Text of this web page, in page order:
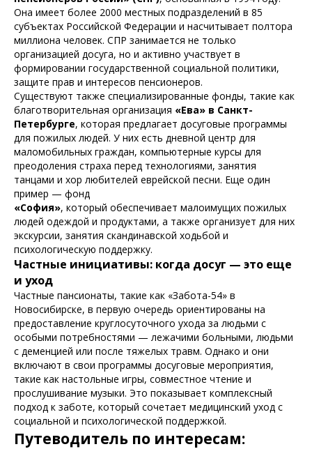
Она имеет более 2000 местных подразделений в 85
субъектах Российской Федерации и насчитывает полтора
миллиона человек. СПР занимается не только
организацией досуга, но и активно участвует в
формировании государственной социальной политики,
защите прав и интересов пенсионеров.
Существуют также специализированные фонды, такие как
благотворительная организация «Ева» в Санкт-
Петербурге, которая предлагает досуговые программы
для пожилых людей. У них есть дневной центр для
маломобильных граждан, компьютерные курсы для
преодоления страха перед технологиями, занятия
танцами и хор любителей еврейской песни. Еще один
пример — фонд
«София», который обеспечивает малоимущих пожилых
людей одеждой и продуктами, а также организует для них
экскурсии, занятия скандинавской ходьбой и
психологическую поддержку.
Частные инициативы: когда досуг — это еще
и уход
Частные пансионаты, такие как «Забота-54» в
Новосибирске, в первую очередь ориентированы на
предоставление круглосуточного ухода за людьми с
особыми потребностями — лежачими больными, людьми
с деменцией или после тяжелых травм. Однако и они
включают в свои программы досуговые мероприятия,
такие как настольные игры, совместное чтение и
прослушивание музыки. Это показывает комплексный
подход к заботе, который сочетает медицинский уход с
социальной и психологической поддержкой.
Путеводитель по интересам: